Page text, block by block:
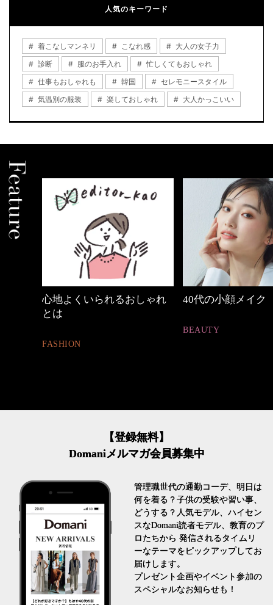
人気のキーワード
着こなしマンネリ こなれ感
大人の女子力
診断
服のお手入れ
忙しくてもおしゃれ
仕事もおしゃれも
韓国
セレモニースタイル
気温別の服装
楽しておしゃれ 大人かっこいい
心地よくいられるおしゃれ
とは
FASHION
40代の小顔メイク
BEAUTY
【登録無料】
Domaniメルマガ会員募集中
管理職世代の通勤コーデ、明日は
何を着る？子供の受験や習い事、
どうする？人気モデル、ハイセン
スなDomani読者モデル、教育のプ
ロたちから 発信されるタイムリ
ーなテーマをピックアップしてお
届けします。
プレゼント企画やイベント参加の
スペシャルなお知らせも！